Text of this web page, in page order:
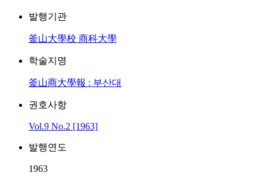
발행기관
釜山大學校 商科大學
학술지명
釜山商大學報 : 부산대
권호사항
Vol.9 No.2 [1963]
발행연도
1963